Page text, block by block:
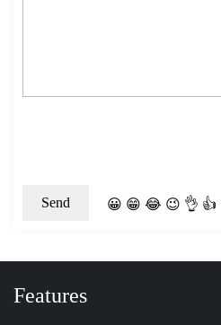
😀 😁 😂 😉 👌 👍
Features